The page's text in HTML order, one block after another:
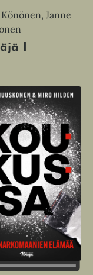
Janne
I